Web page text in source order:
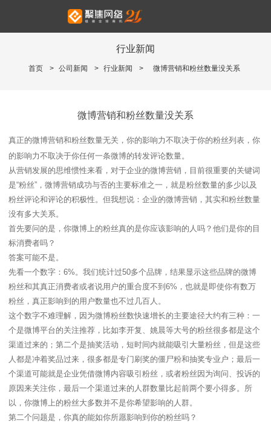
行业新闻
首页 > 公司新闻 > 行业新闻 > 微博营销和粉丝数量没关系
微博营销和粉丝数量没关系
真正的微博营销和粉丝数量无关，你的影响力不取决于你的粉丝列表，你
的影响力不取决于你任何一条微博的转发评论数量。
从营销发展的思维惯性来看，对于企业的微博营销，目前很重要的关键词
是“粉丝”，微博营销成功与否的主要标准之一，就是粉丝数量的多少以及
粉丝评论和评论的积极性。但我想说：企业的微博营销，其实和粉丝数量
没有多大关系。
首先要问的是，你微博上的粉丝真的是你应该影响的人吗？他们是你的目
标消费者吗？
答案可能不是。
先看一个数字：6%。我们统计过50多个品牌，结果显示这些品牌的微博
粉丝和其真正消费者或者说用户的重合度不到6%，也就是即使你有数万
粉丝，真正影响到的用户数量也不过几百人。
这个数字不难理解，因为微博粉丝数快速增长的主要途径大约有三种：一
个是微博平台的关注推荐，比如李开复、姚晨等大号的粉丝很多都是这个
渠道过来的；第二个是抽奖活动，短时间内就能吸引大量粉丝，但是这些
人都是冲着奖品过来，很多都是专门刷奖的僵尸粉和抽奖专业户；最后一
个渠道可能就是企业凭借微博内容吸引粉丝，或者粉丝因为询问、投诉的
原因来关注你，最后一个渠道过来的人群数量比起前两个要小得多。所
以，你微博上的粉丝大多数并不是你希望影响的人群。
第二个问题是，你真的能如你所愿影响到你的粉丝吗？